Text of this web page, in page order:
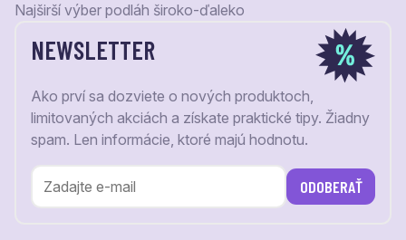
Najširší výber podláh široko-ďaleko
NEWSLETTER
Ako prví sa dozviete o nových produktoch,
limitovaných akciách a získate praktické tipy. Žiadny
spam. Len informácie, ktoré majú hodnotu.
ODOBERAŤ